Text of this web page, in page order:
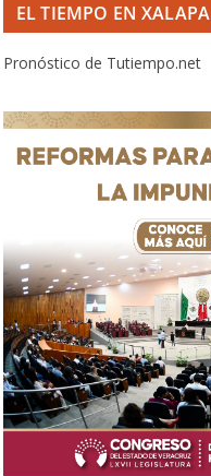
EL TIEMPO EN XALAPA
Pronóstico de Tutiempo.net